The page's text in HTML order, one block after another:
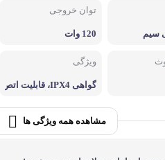
سیم
توان خروجی
120 وات
ویژگی
گواهی IPX4، قابلیت اتص
مشاهده همه ویژگی ها